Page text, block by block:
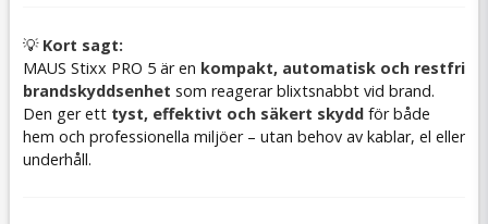
💡 Kort sagt:
MAUS Stixx PRO 5 är en kompakt, automatisk och restfri
brandskyddsenhet som reagerar blixtsnabbt vid brand.
Den ger ett tyst, effektivt och säkert skydd för både
hem och professionella miljöer – utan behov av kablar, el eller
underhåll.